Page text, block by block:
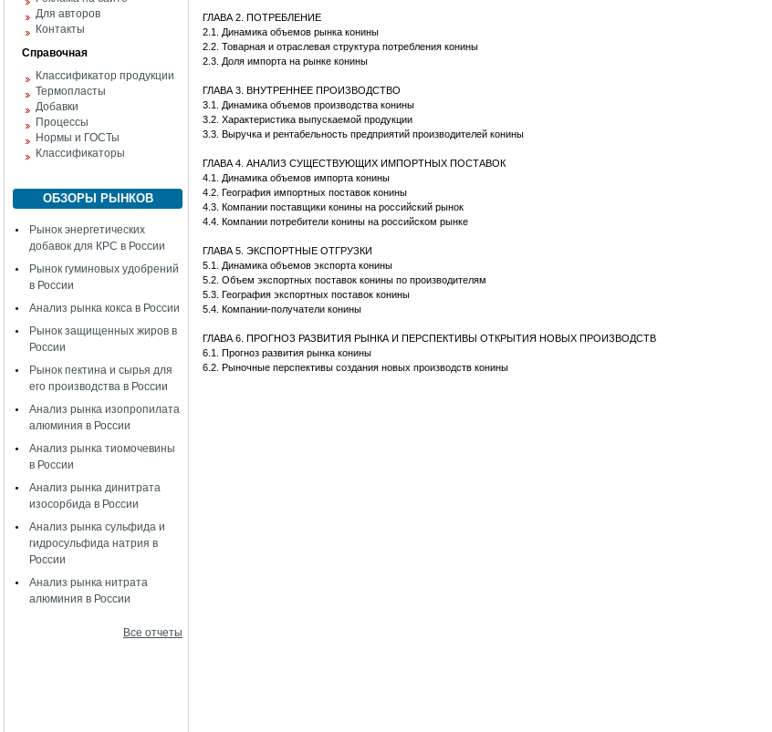
Для авторов
Контакты
Справочная
Классификатор продукции
Термопласты
Добавки
Процессы
Нормы и ГОСТы
Классификаторы
ОБЗОРЫ РЫНКОВ
Рынок энергетических
добавок для КРС в России
Рынок гуминовых удобрений
в России
Анализ рынка кокса в России
Рынок защищенных жиров в
России
Рынок пектина и сырья для
его производства в России
Анализ рынка изопропилата
алюминия в России
Анализ рынка тиомочевины
в России
Анализ рынка динитрата
изосорбида в России
Анализ рынка сульфида и
гидросульфида натрия в
России
Анализ рынка нитрата
алюминия в России
Все отчеты
ГЛАВА 2. ПОТРЕБЛЕНИЕ
2.1. Динамика объемов рынка конины
2.2. Товарная и отраслевая структура потребления конины
2.3. Доля импорта на рынке конины
ГЛАВА 3. ВНУТРЕННЕЕ ПРОИЗВОДСТВО
3.1. Динамика объемов производства конины
3.2. Характеристика выпускаемой продукции
3.3. Выручка и рентабельность предприятий производителей конины
ГЛАВА 4. АНАЛИЗ СУЩЕСТВУЮЩИХ ИМПОРТНЫХ ПОСТАВОК
4.1. Динамика объемов импорта конины
4.2. География импортных поставок конины
4.3. Компании поставщики конины на российский рынок
4.4. Компании потребители конины на российском рынке
ГЛАВА 5. ЭКСПОРТНЫЕ ОТГРУЗКИ
5.1. Динамика объемов экспорта конины
5.2. Объем экспортных поставок конины по производителям
5.3. География экспортных поставок конины
5.4. Компании-получатели конины
ГЛАВА 6. ПРОГНОЗ РАЗВИТИЯ РЫНКА И ПЕРСПЕКТИВЫ ОТКРЫТИЯ НОВЫХ ПРОИЗВОДСТВ
6.1. Прогноз развития рынка конины
6.2. Рыночные перспективы создания новых производств конины